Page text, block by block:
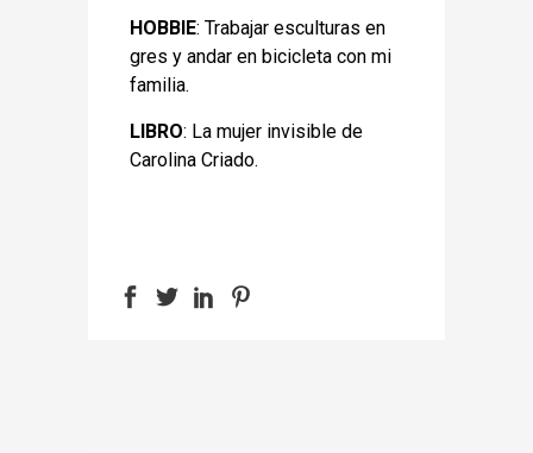
HOBBIE: Trabajar esculturas en
gres y andar en bicicleta con mi
familia.
LIBRO: La mujer invisible de
Carolina Criado.